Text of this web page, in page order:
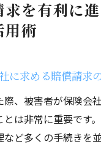
を有利に
用術
に求める賠償請求
、被害者が保険会
とは非常に重要です
など多くの手続きを